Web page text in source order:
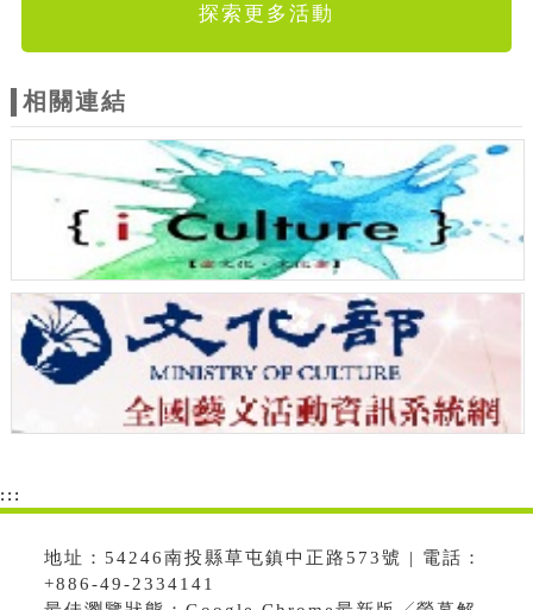
探索更多活動
相關連結
:::
地址：54246南投縣草屯鎮中正路573號 | 電話：
+886-49-2334141